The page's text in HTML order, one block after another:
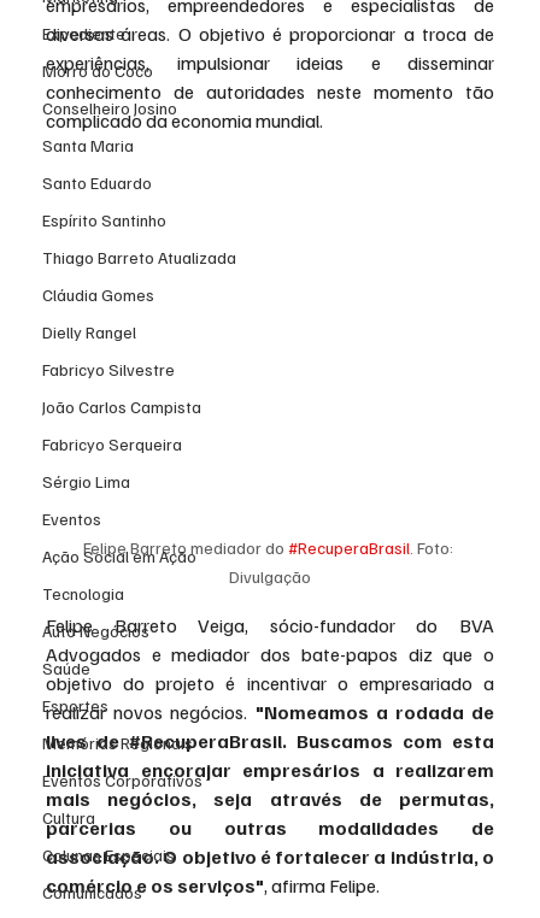
Expediente
Morro do Coco
Conselheiro Josino
Santa Maria
Santo Eduardo
Espírito Santinho
Thiago Barreto Atualizada
Cláudia Gomes
Dielly Rangel
Fabricyo Silvestre
João Carlos Campista
Fabricyo Serqueira
Sérgio Lima
Eventos
Ação Social em Ação
Tecnologia
Auto Negócios
Saúde
Esportes
Memórias Regionais
Eventos Corporativos
Cultura
Colunas Especiais
Comunicados
empresários, empreendedores e especialistas de
diversas áreas. O objetivo é proporcionar a troca de
experiências, impulsionar ideias e disseminar
conhecimento de autoridades neste momento tão
complicado da economia mundial.
Felipe Barreto mediador do #RecuperaBrasil . Foto:
Divulgação
Felipe Barreto Veiga, sócio-fundador do BVA
Advogados e mediador dos bate-papos diz que o
objetivo do projeto é incentivar o empresariado a
realizar novos negócios. "Nomeamos a rodada de
lives de #RecuperaBrasil. Buscamos com esta
iniciativa encorajar empresários a realizarem
mais negócios, seja através de permutas,
parcerias ou outras modalidades de
associação. O objetivo é fortalecer a indústria, o
comércio e os serviços", afirma Felipe.